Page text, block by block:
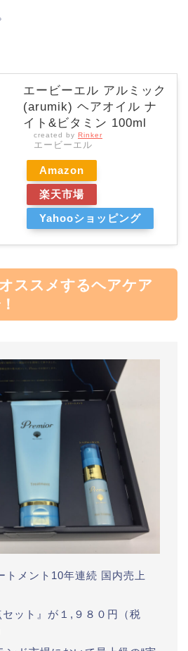
エービーエル アルミック
(arumik) ヘアオイル ナ
イト&ビタミン 100ml
created by Rinker
エービーエル
Amazon
楽天市場
Yahooショッピング
ススメするヘアケア
トメント10年連続 国内売上
セット』が１,９８０円（税